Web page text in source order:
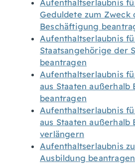
Aufenthaltserlaubnis
Geduldete zum Zweck
Beschäftigung
Aufenthaltserlaubnis
Staatsangehörige der
beantragen
Aufenthaltserlaubnis
aus Staaten außerhalb
beantragen
Aufenthaltserlaubnis
aus Staaten außerhalb
verlängern
Aufenthaltserlaubnis
Ausbildung beantragen